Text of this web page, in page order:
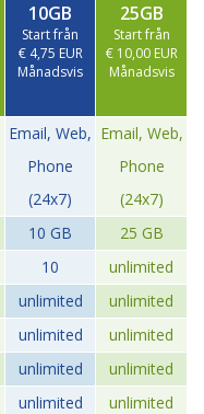
10GB
Start från
€ 4,75 EUR
Månadsvis
Email, Web,
Phone
(24x7)
10 GB
10
unlimited
unlimited
unlimited
unlimited
25GB
Start från
€ 10,00 EUR
Månadsvis
Email, Web,
Phone
(24x7)
25 GB
unlimited
unlimited
unlimited
unlimited
unlimited